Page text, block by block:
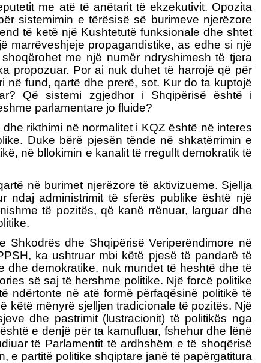
me atë të anëtarit të ekzekutivit. Opozita
sistemimin e tërësisë së burimeve njerëzore
të ketë një Kushtetutë funksionale dhe shtet
marrëveshjeje propagandistike, as edhe si një
me një numër ndryshimesh të tjera
propozuar. Por ai nuk duhet të harrojë që për
fund, qartë dhe prerë, sot. Kur do ta kuptojë
Që sistemi zgjedhor i Shqipërisë është i
parlamentare jo fluide?
rikthimi në normalitet i KQZ është në interes
Duke bërë pjesën tënde në shkatërrimin e
në bllokimin e kanalit të rregullt demokratik të
në burimet njerëzore të aktivizueme. Sjellja
ndaj administrimit të sferës publike është një
të pozitës, që kanë rrënuar, larguar dhe
dhe Shqipërisë Veriperëndimore në
ka ushtruar mbi këtë pjesë të pandarë të
dhe demokratike, nuk mundet të heshtë dhe të
së saj të hershme politike. Një forcë politike
ndërtonte në atë formë përfaqësinë politikë të
këtë mënyrë sjelljen tradicionale të pozitës. Një
dhe pastrimit (lustracionit) të politikës nga
e denjë për ta kamufluar, fshehur dhe lënë
të Parlamentit të ardhshëm e të shoqërisë
e partitë politike shqiptare janë të papërgatitura